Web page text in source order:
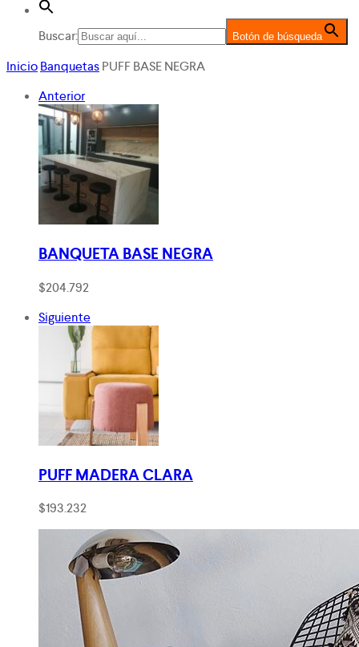
Buscar: Botón de búsqueda
InicioBanquetasPUFF BASE NEGRA
Anterior
BANQUETA BASE NEGRA
$204.792
Siguiente
PUFF MADERA CLARA
$193.232